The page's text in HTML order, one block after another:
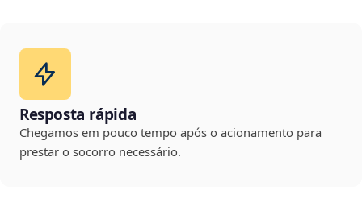
Resposta rápida
Chegamos em pouco tempo após o acionamento para
prestar o socorro necessário.